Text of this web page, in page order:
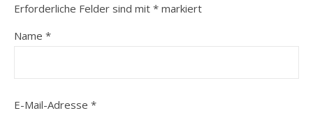
Erforderliche Felder sind mit * markiert
Name *
E-Mail-Adresse *